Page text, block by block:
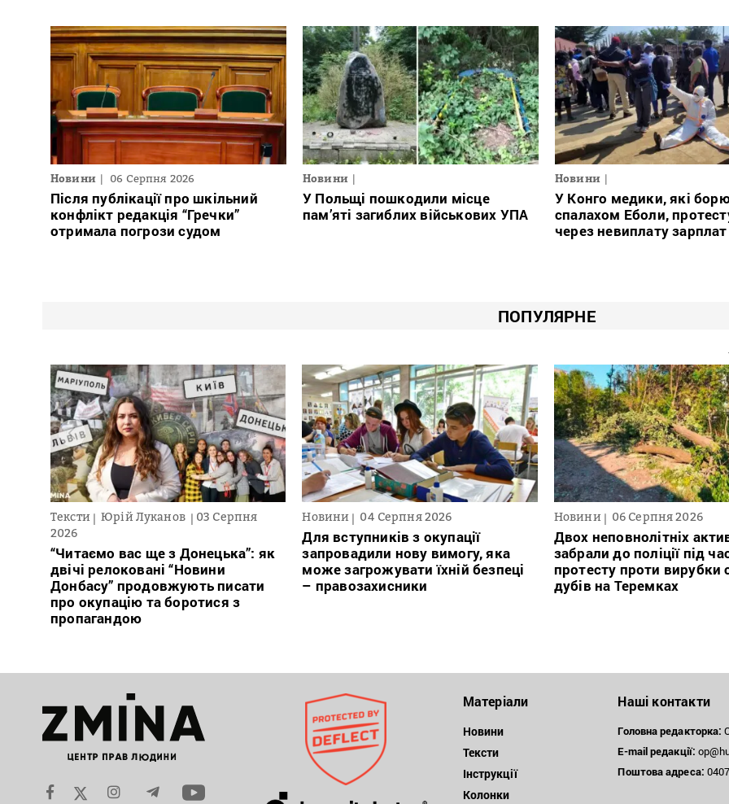
Новини 06 Серпня 2026
Після публікації про шкільний
конфлікт редакція “Гречки”
отримала погрози судом
Новини
У Польщі пошкодили місце
пам’яті загиблих військових УПА
Новини
У Конго медики, які
спалахом Еболи,
через невиплату зарплат
ПОПУЛЯРНЕ
Тексти Юрій Луканов
03 Серпня
2026
“Читаємо вас ще з Донецька”: як
двічі релоковані “Новини
Донбасу” продовжують писати
про окупацію та боротися з
пропагандою
Новини 04 Серпня 2026
Для вступників з окупації
запровадили нову вимогу, яка
може загрожувати їхній безпеці
– правозахисники
Новини 06 Серпня 2026
Двох неповнолітніх
забрали до поліції під
протесту проти вирубки
дубів на Теремках
Матеріали
Новини
Тексти
Інструкції
Колонки
Наші контакти
Головна редакторка:
E-mail редакції:
Поштоваадреса: